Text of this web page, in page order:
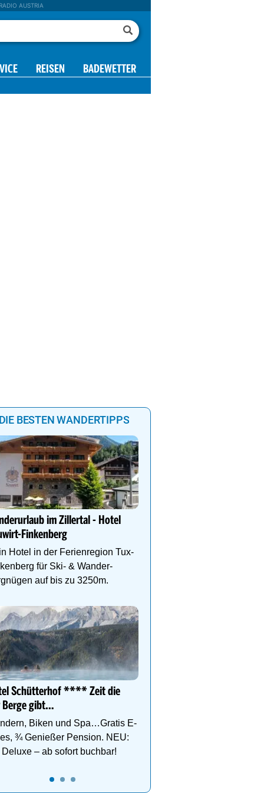
RADIO AUSTRIA
REISEN BADEWETTER
DIE BESTEN WANDERTIPPS
im Zillertal - Hotel
Finkenberg
Hotel in der Ferienregion Tux-
für Ski- & Wander-
auf bis zu 3250m.
Schütterhof **** Zeit die
Berge gibt…
Biken und Spa…Gratis E-
¾ Genießer Pension. NEU:
Deluxe – ab sofort buchbar!